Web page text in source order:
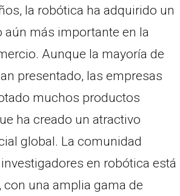
la robótica ha adquirido un
más importante en la
Aunque la mayoría de
presentado, las empresas
muchos productos
ha creado un atractivo
global. La comunidad
en robótica está
con una amplia gama de